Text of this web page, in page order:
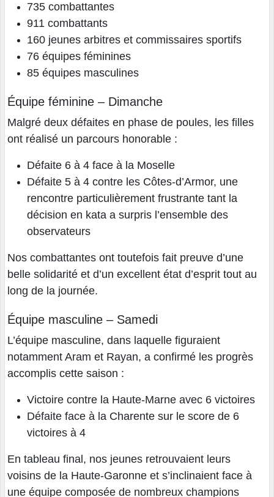
735 combattantes
911 combattants
160 jeunes arbitres et commissaires sportifs
76 équipes féminines
85 équipes masculines
Équipe féminine – Dimanche
Malgré deux défaites en phase de poules, les filles
ont réalisé un parcours honorable :
Défaite 6 à 4 face à la Moselle
Défaite 5 à 4 contre les Côtes-d’Armor, une
rencontre particulièrement frustrante tant la
décision en kata a surpris l’ensemble des
observateurs
Nos combattantes ont toutefois fait preuve d’une
belle solidarité et d’un excellent état d’esprit tout au
long de la journée.
Équipe masculine – Samedi
L’équipe masculine, dans laquelle figuraient
notamment Aram et Rayan, a confirmé les progrès
accomplis cette saison :
Victoire contre la Haute-Marne avec 6 victoires
Défaite face à la Charente sur le score de 6
victoires à 4
En tableau final, nos jeunes retrouvaient leurs
voisins de la Haute-Garonne et s’inclinaient face à
une équipe composée de nombreux champions